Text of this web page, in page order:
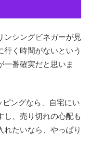
ンシングビネガーが見
行く時間がないという
一番確実だと思いま
ングなら、自宅にい
し、売り切れの心配も
れたいなら、やっぱり